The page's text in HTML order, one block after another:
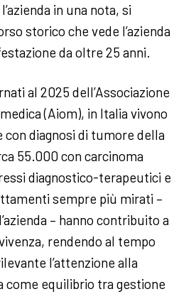
in una nota, si
storico che vede l’azienda
da oltre 25 anni.
al 2025 dell’Associazione
(Aiom), in Italia vivono
con diagnosi di tumore della
55.000 con carcinoma
diagnostico-terapeutici e
sempre più mirati –
– hanno contribuito a
rendendo al tempo
l’attenzione alla
come equilibrio tra gestione